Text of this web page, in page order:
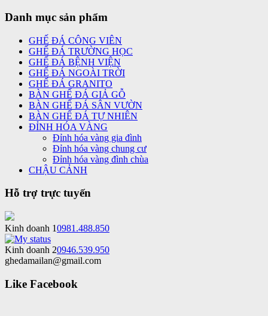
Danh mục sản phẩm
GHẾ ĐÁ CÔNG VIÊN
GHẾ ĐÁ TRƯỜNG HỌC
GHẾ ĐÁ BỆNH VIỆN
GHẾ ĐÁ NGOÀI TRỜI
GHẾ ĐÁ GRANITO
BÀN GHẾ ĐÁ GIẢ GỖ
BÀN GHẾ ĐÁ SÂN VƯỜN
BÀN GHẾ ĐÁ TỰ NHIÊN
ĐỈNH HÓA VÀNG
Đỉnh hóa vàng gia đình
Đỉnh hóa vàng chung cư
Đỉnh hóa vàng đình chùa
CHẬU CẢNH
Hỗ trợ trực tuyến
Kinh doanh 10981.488.850
Kinh doanh 20946.539.950
ghedamailan@gmail.com
Like Facebook